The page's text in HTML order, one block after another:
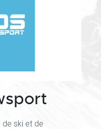
ski et de